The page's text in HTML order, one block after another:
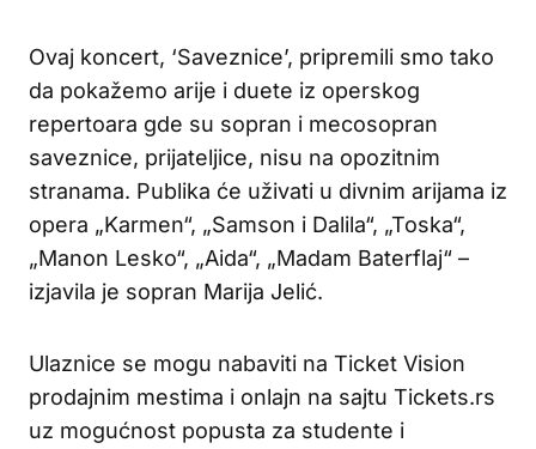
Ovaj koncert, ‘Saveznice’, pripremili smo tako
da pokažemo arije i duete iz operskog
repertoara gde su sopran i mecosopran
saveznice, prijateljice, nisu na opozitnim
stranama. Publika će uživati u divnim arijama iz
opera „Karmen“, „Samson i Dalila“, „Toska“,
„Manon Lesko“, „Aida“, „Madam Baterflaj“ –
izjavila je sopran Marija Jelić.
Ulaznice se mogu nabaviti na Ticket Vision
prodajnim mestima i onlajn na sajtu Tickets.rs
uz mogućnost popusta za studente i